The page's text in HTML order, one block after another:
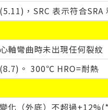
，SRC 表示符合SRA
軸彎曲時未出現任何裂紋
。 300℃ HRO=耐熱
化（外底）不超過